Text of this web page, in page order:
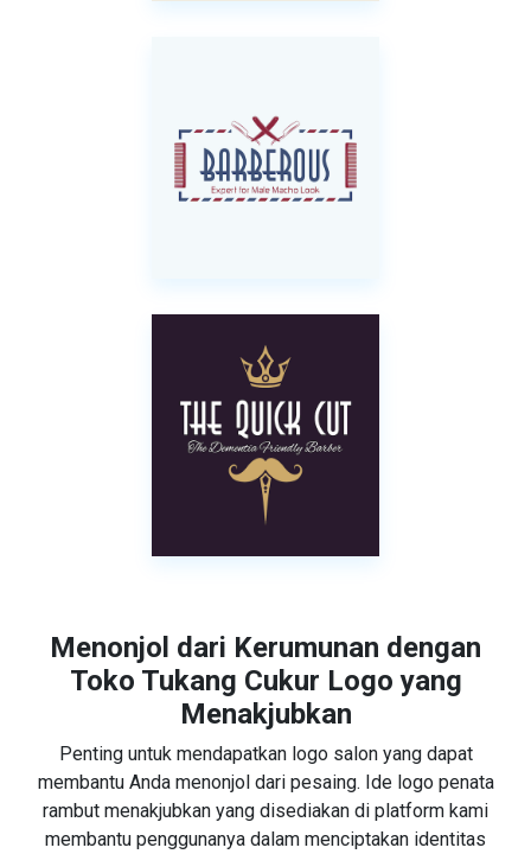
Menonjol dari Kerumunan dengan
Toko Tukang Cukur Logo yang
Menakjubkan
Penting untuk mendapatkan logo salon yang dapat
membantu Anda menonjol dari pesaing. Ide logo penata
rambut menakjubkan yang disediakan di platform kami
membantu penggunanya dalam menciptakan identitas